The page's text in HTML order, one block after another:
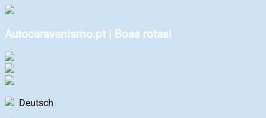
Autocaravanismo.pt | Boas rotas!
Deutsch